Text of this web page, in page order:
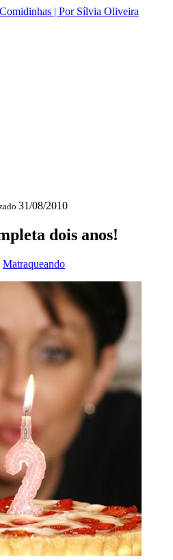
31/08/2010
dois anos!
Matraqueando